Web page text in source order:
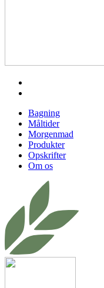
Bagning
Måltider
Morgenmad
Produkter
Opskrifter
Om os